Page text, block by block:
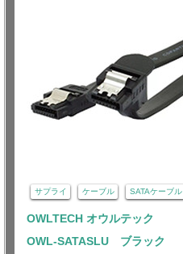
サプライ ケーブル SATAケーブル
OWLTECH オウルテック
OWL-SATASLU ブラック